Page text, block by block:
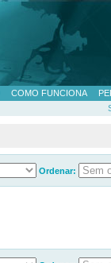
COMO FUNCIONA
Ordenar: